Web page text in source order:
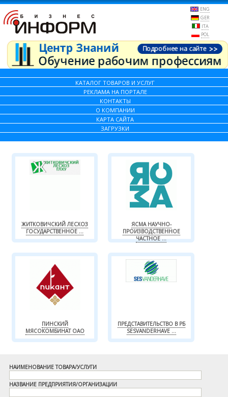
ENG
GER
ITA
POL
КАТАЛОГ ТОВАРОВ И УСЛУГ
РЕКЛАМА НА ПОРТАЛЕ
КОНТАКТЫ
О КОМПАНИИ
КАРТА САЙТА
ЗАГРУЗКИ
ЖИТКОВИЧСКИЙ ЛЕСХОЗ
ГОСУДАРСТВЕННОЕ ...
ЯСМА НАУЧНО-
ПРОИЗВОДСТВЕННОЕ
ЧАСТНОЕ ...
ПИНСКИЙ
МЯСОКОМБИНАТ ОАО
ПРЕДСТАВИТЕЛЬСТВО В РБ
SESVANDERHAVE ...
НАИМЕНОВАНИЕ ТОВАРА/УСЛУГИ
НАЗВАНИЕ ПРЕДПРИЯТИЯ/ОРГАНИЗАЦИИ